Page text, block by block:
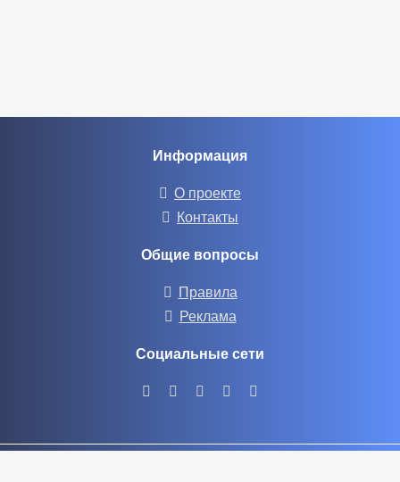
Информация
О проекте
Контакты
Общие вопросы
Правила
Реклама
Социальные сети